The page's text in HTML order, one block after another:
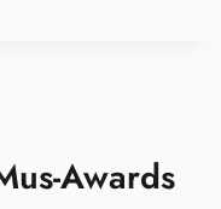
Awards